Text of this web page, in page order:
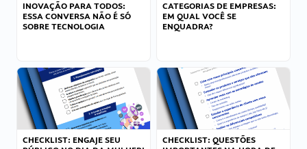
INOVAÇÃO PARA TODOS:
ESSA CONVERSA NÃO É SÓ
SOBRE TECNOLOGIA
CATEGORIAS DE EMPRESAS:
EM QUAL VOCÊ SE
ENQUADRA?
CHECKLIST: ENGAJE SEU
CHECKLIST: QUESTÕES